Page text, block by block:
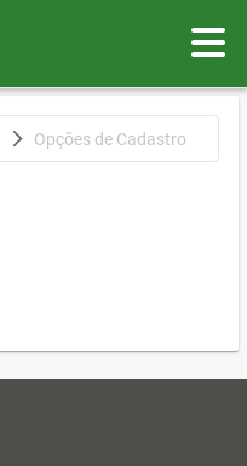
Opções de Cadastro